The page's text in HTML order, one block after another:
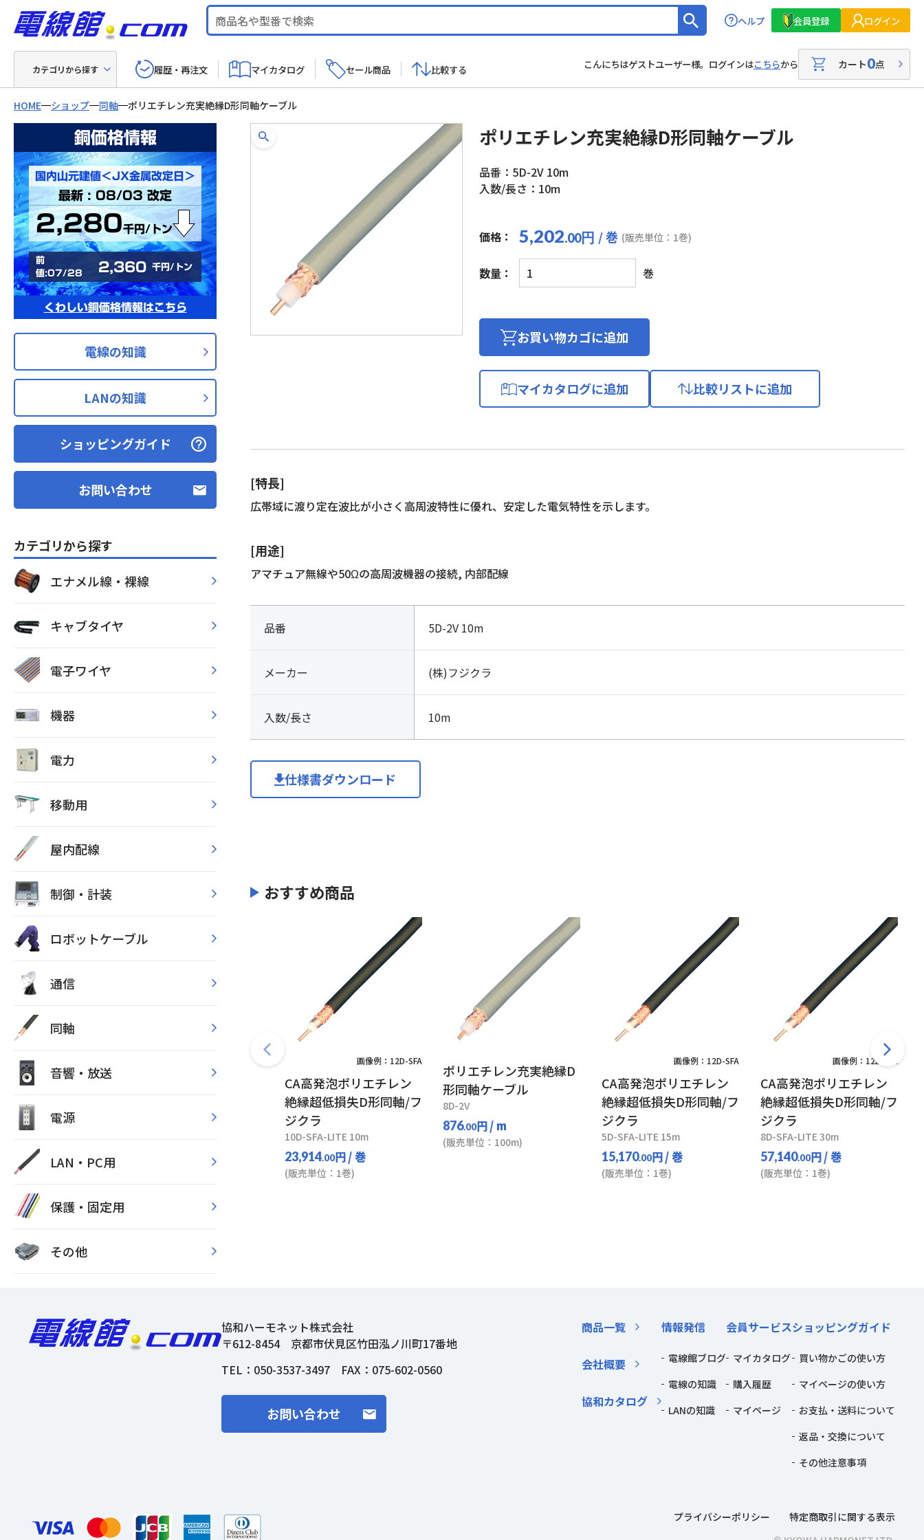
ヘルプ 会員登録 ログイン
カテゴリから探す 履歴・再注文 マイカタログ セール商品 比較する こんにちはゲストユーザー様。ログインはこちらから カート0点
HOME ショップ 同軸 ポリエチレン充実絶縁D形同軸ケーブル
銅価格情報
国内山元建値＜JX金属改定日＞
最新 : 08/03 改定
2,280千円/トン
前
値:07/28
2,360 千円/トン
くわしい銅価格情報はこちら
電線の知識
LANの知識
ショッピングガイド
お問い合わせ
カテゴリから探す
エナメル線・裸線
キャブタイヤ
電子ワイヤ
機器
電力
移動用
屋内配線
制御・計装
ロボットケーブル
通信
同軸
音響・放送
電源
LAN・PC用
保護・固定用
その他
ポリエチレン充実絶縁D形同軸ケーブル
品番：5D-2V 10m
入数/長さ：10m
価格： 5,202.00円 / 巻 (販売単位：1巻)
数量：
ポ
リ
チ
形
ー
巻
お買い物カゴに追加
マイカタログに追加 比較リストに追加
[特長]
広帯域に渡り定在波比が小さく高周波特性に優れ、安定した電気特性を示します。
[用途]
アマチュア無線や50Ωの高周波機器の接続, 内部配線
品番 5D-2V 10m
メーカー (株)フジクラ
入数/長さ 10m
仕様書ダウンロード
おすすめ商品
画像例：12D-SFA
CA高発泡ポリエチレン
絶縁超低損失D形同軸/フ
ジクラ
10D-SFA-LITE 10m
23,914.00円/ 巻
(販売単位：1巻)
ポリエチレン充実絶縁D
形同軸ケーブル
8D-2V
876.00円/ m
(販売単位：100m)
画像例：12D-SFA
CA高発泡ポリエチレン
絶縁超低損失D形同軸/フ
ジクラ
5D-SFA-LITE 15m
15,170.00円/ 巻
(販売単位：1巻)
画像例：12D-SFA
CA高発泡ポリエチレン
絶縁超低損失D形同軸/フ
ジクラ
8D-SFA-LITE 30m
57,140.00円/ 巻
(販売単位：1巻)
協和ハーモネット株式会社
〒612-8454 京都市伏見区竹田泓ノ川町17番地
TEL： 050-3537-3497 FAX：075-602-0560
お問い合わせ
商品一覧
会社概要
協和カタログ
情報発信
電線館ブログ
電線の知識
LANの知識
会員サービス
マイカタログ
購入履歴
マイページ
ショッピングガイド
買い物かごの使い方
マイページの使い方
お支払・送料について
返品・交換について
その他注意事項
プライバシーポリシー
特定商取引に関する表示